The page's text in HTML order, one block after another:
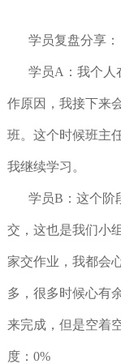
学员复盘分享：
学员A：我个人
作原因，我接下来
班。这个时候班主
我继续学习。
学员B：这个阶
交，这也是我们小
家交作业，我都会
多，很多时候心有
来完成，但是空着
度：0%